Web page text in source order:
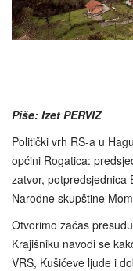
Piše: Izet PERVIZ
Politički vrh RS-a u
općini Rogatica:
zatvor, potpredsjednica
Narodne skupštine
Otvorimo začas
Krajišniku navodi se
VRS, Kušićeve ljude i